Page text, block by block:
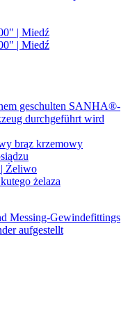
| Miedź
| Miedź
brąz krzemowy
Żeliwo
żelaza